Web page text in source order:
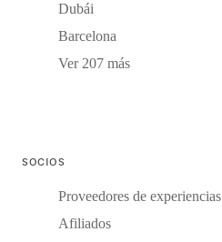
Dubái
Barcelona
Ver 207 más
SOCIOS
Proveedores de experiencias
Afiliados